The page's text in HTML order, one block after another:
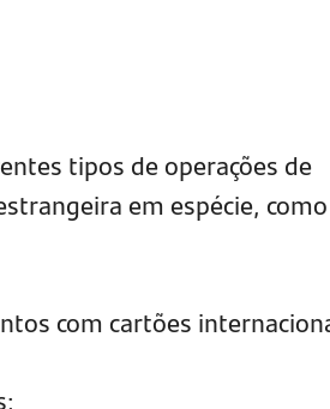
tipos de operações de
em espécie,
com cartões